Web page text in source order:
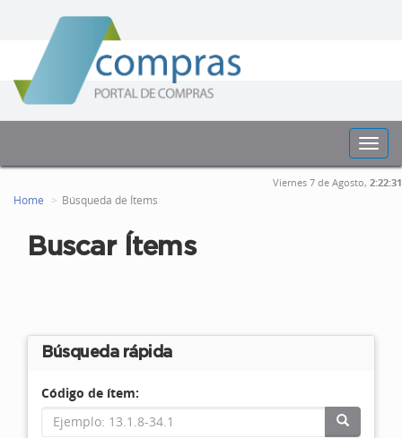
Viernes 7 de Agosto, 2:22:31
Home Búsqueda de Ítems
Buscar Ítems
Búsqueda rápida
Código de ítem: